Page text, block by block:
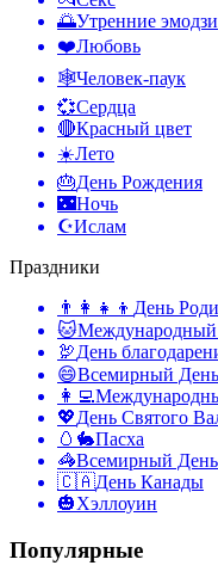
🌅Утренние эмодзи
❤️Любовь
🕸️Человек-паук
💞Сердца
🔴Красный цвет
☀️Лето
🎂День Рождения
🌃Ночь
☪️Ислам
Праздники
👨‍👩‍👧‍👦 День
🐱
🦃День
😄Всемирный
👩‍💻
💖День Святого
🥚🐇Пасха
🦓Всемирный
🇨🇦День Канады
🎃Хэллоуин
Популярные